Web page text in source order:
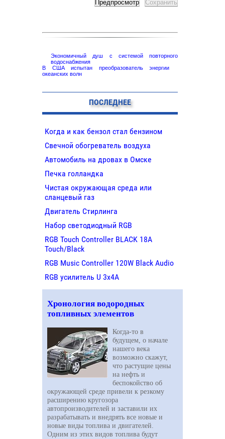
Экономичный душ с системой повторного
водоснабжения
В США испытан преобразователь энергии
океанских волн
ПОСЛЕДНЕЕ
Когда и как бензол стал бензином
Свечной обогреватель воздуха
Автомобиль на дровах в Омске
Печка голландка
Чистая окружающая среда или
сланцевый газ
Двигатель Стирлинга
Набор светодиодный RGB
RGB Touch Controller BLACK 18A
Touch/Black
RGB Music Controller 120W Black Audio
RGB усилитель U 3х4A
Хронология водородных
топливных элементов
Когда-то в
будущем, о начале
нашего века
возможно скажут,
что растущие цены
на нефть и
беспокойство об
окружающей среде привели к резкому
расширению кругозора
автопроизводителей и заставили их
разрабатывать и внедрять все новые и
новые виды топлива и двигателей.
Одним из этих видов топлива будут